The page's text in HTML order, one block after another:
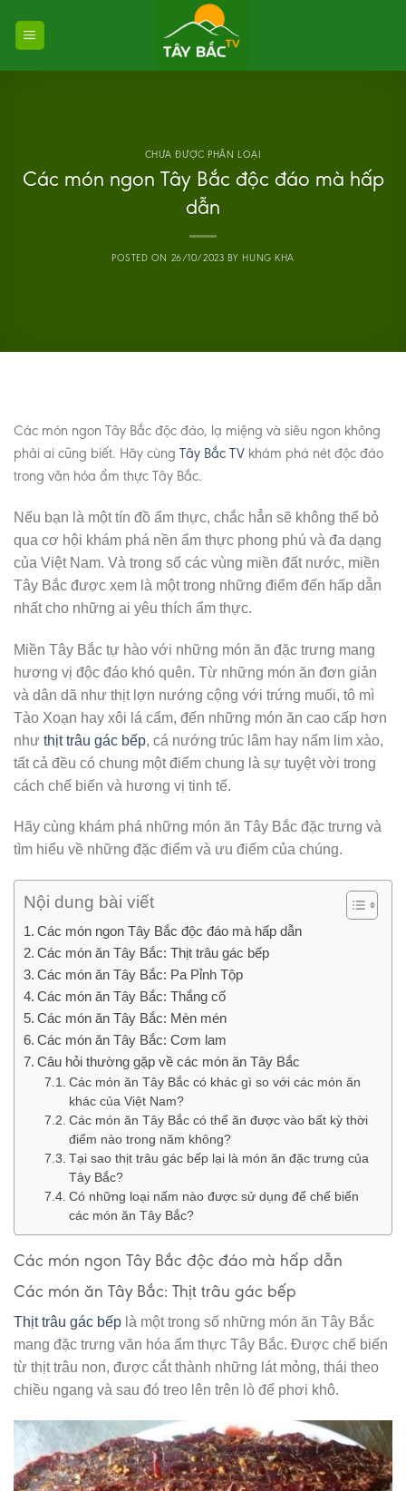
CHƯA ĐƯỢC PHÂN LOẠI
Các món ngon Tây Bắc độc đáo mà hấp
dẫn
POSTED ON 26/10/2023 BY HUNG KHA
Các món ngon Tây Bắc độc đáo, lạ miệng và siêu ngon không
phải ai cũng biết. Hãy cùng Tây Bắc TV khám phá nét độc đáo
trong văn hóa ẩm thực Tây Bắc.
Nếu bạn là một tín đồ ẩm thực, chắc hẳn sẽ không thể bỏ
qua cơ hội khám phá nền ẩm thực phong phú và đa dạng
của Việt Nam. Và trong số các vùng miền đất nước, miền
Tây Bắc được xem là một trong những điểm đến hấp dẫn
nhất cho những ai yêu thích ẩm thực.
Miền Tây Bắc tự hào với những món ăn đặc trưng mang
hương vị độc đáo khó quên. Từ những món ăn đơn giản
và dân dã như thịt lợn nướng cộng với trứng muối, tô mì
Tào Xoạn hay xôi lá cẩm, đến những món ăn cao cấp hơn
như thịt trâu gác bếp, cá nướng trúc lâm hay nấm lim xào,
tất cả đều có chung một điểm chung là sự tuyệt vời trong
cách chế biến và hương vị tinh tế.
Hãy cùng khám phá những món ăn Tây Bắc đặc trưng và
tìm hiểu về những đặc điểm và ưu điểm của chúng.
Nội dung bài viết
Các món ngon Tây Bắc độc đáo mà hấp dẫn
Các món ăn Tây Bắc: Thịt trâu gác bếp
Các món ăn Tây Bắc: Pa Pỉnh Tộp
Các món ăn Tây Bắc: Thắng cố
Các món ăn Tây Bắc: Mèn mén
Các món ăn Tây Bắc: Cơm lam
Câu hỏi thường gặp về các món ăn Tây Bắc
Các món ăn Tây Bắc có khác gì so với các món ăn
khác của Việt Nam?
Các món ăn Tây Bắc có thể ăn được vào bất kỳ thời
điểm nào trong năm không?
Tại sao thịt trâu gác bếp lại là món ăn đặc trưng của
Tây Bắc?
Có những loại nấm nào được sử dụng để chế biến
các món ăn Tây Bắc?
Các món ngon Tây Bắc độc đáo mà hấp dẫn
Các món ăn Tây Bắc: Thịt trâu gác bếp
Thịt trâu gác bếp là một trong số những món ăn Tây Bắc
mang đặc trưng văn hóa ẩm thực Tây Bắc. Được chế biến
từ thịt trâu non, được cắt thành những lát mỏng, thái theo
chiều ngang và sau đó treo lên trên lò để phơi khô.